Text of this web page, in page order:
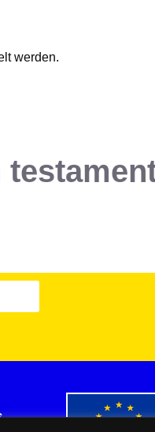
werden.